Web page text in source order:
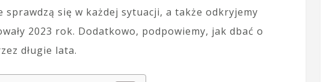
się w każdej sytuacji, a także odkryjemy
2023 rok. Dodatkowo, podpowiemy, jak dbać o
długie lata.